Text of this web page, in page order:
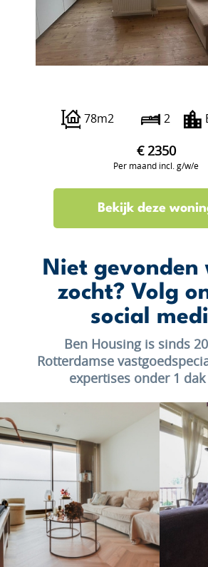
78m2 2
€ 2350
Per maand incl. g/w/e
Bekijk deze
Niet gevonden
zocht? Volg
social
Ben Housing is sinds
Rotterdamse
expertises onder 1 dak